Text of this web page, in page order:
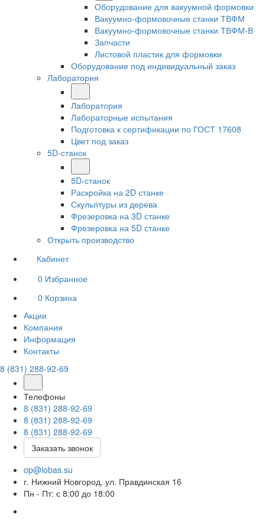
Оборудование для вакуумной формовки
Вакуумно-формовочные станки ТВФМ
Вакуумно-формовочные станки ТВФМ-В
Запчасти
Листовой пластик для формовки
Оборудование под индивидуальный заказ
Лаборатория
Лаборатория
Лабораторные испытания
Подготовка к сертификации по ГОСТ 17608
Цвет под заказ
5D-станок
5D-станок
Раскройка на 2D станке
Скульптуры из дерева
Фрезеровка на 3D станке
Фрезеровка на 5D станке
Открыть производство
Кабинет
0 Избранное
0 Корзина
Акции
Компания
Информация
Контакты
8 (831) 288-92-69
Телефоны
8 (831) 288-92-69
8 (831) 288-92-69
8 (831) 288-92-69
Заказать звонок
op@lobas.su
г. Нижний Новгород, ул. Правдинская 16
Пн - Пт: с 8:00 до 18:00